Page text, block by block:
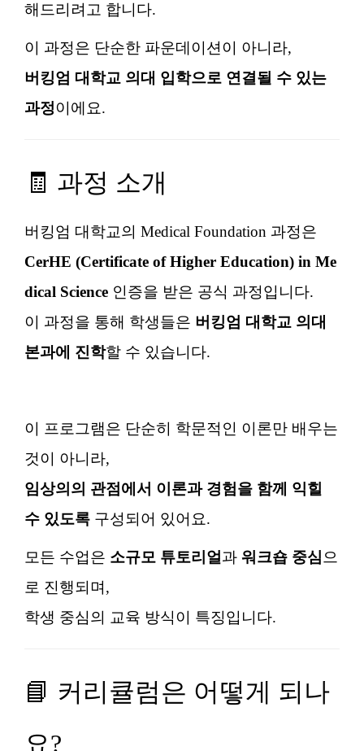
해드리려고 합니다.
이 과정은 단순한 파운데이션이 아니라,
버킹엄 대학교 의대 입학으로 연결될 수 있는
과정이에요.
🧾 과정 소개
버킹엄 대학교의 Medical Foundation 과정은
CerHE (Certificate of Higher Education) in Me
dical Science 인증을 받은 공식 과정입니다.
이 과정을 통해 학생들은 버킹엄 대학교 의대
본과에 진학할 수 있습니다.
이 프로그램은 단순히 학문적인 이론만 배우는
것이 아니라,
임상의의 관점에서 이론과 경험을 함께 익힐
수 있도록 구성되어 있어요.
모든 수업은 소규모 튜토리얼과 워크숍 중심 으
로 진행되며,
학생 중심의 교육 방식이 특징입니다.
📘 커리큘럼은 어떻게 되나
요?